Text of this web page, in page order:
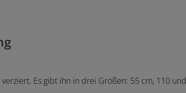
Es gibt ihn in drei Größen: 55 cm, 110 und